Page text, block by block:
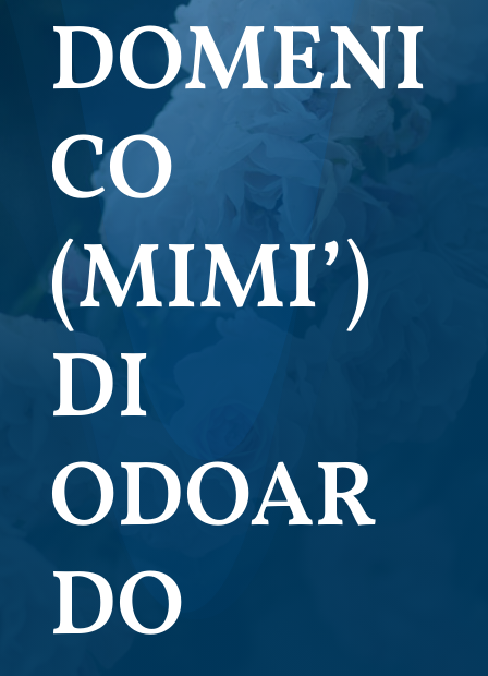
DOMENI
CO
(MIMI’)
DI
ODOAR
DO